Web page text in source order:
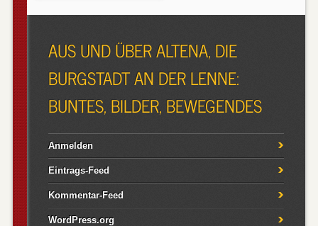
AUS UND ÜBER ALTENA, DIE
BURGSTADT AN DER LENNE:
BUNTES, BILDER, BEWEGENDES
Anmelden
Eintrags-Feed
Kommentar-Feed
WordPress.org